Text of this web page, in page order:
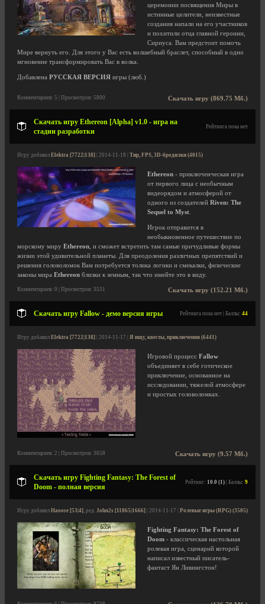
церемонии посвящения Миры в
истинные целители, неизвестные
создания напали на его участников
и похитили отца главной героини,
Сириуса. Вам предстоит помочь
Мире вернуть его. Для этого у Вас есть волшебный браслет, способный в одно
мгновение трансформировать Вас в волка.
Добавлена РУССКАЯ ВЕРСИЯ игры (люб.)
Скачать игру (869.75 Мб.)
Комментариев: 5 | Просмотров: 5800
Скачать игру Ethereon [Alpha] v1.0 - игра на
стадии разработки
Рейтинга пока нет
Игру добавил Elektra [7722|138] | 2014-11-18 | Тир, FPS, 3D-бродилки (4015)
Ethereon - приключенческая игра
от первого лица с необычным
видеорядом и атмосферой от
одного из создателей Riven: The
Sequel to Myst
Игрок отправится в
необыкновенное путешествие по
морскому миру Ethereon , и сможет встретить там самые причудливые формы
жизни этой удивительной планеты. Для преодоления различных препятствий и
решения головоломок Вам потребуется толика логики и смекалки, физические
законы мира Ethereon близки к земным, так что имейте это в виду.
Скачать игру (152.21 Мб.)
Комментариев: 0 | Просмотров: 3531
Скачать игру Fallow - демо версия игры Рейтинга пока нет | Баллы: 44
Игру добавил Elektra [7722|138] | 2014-11-17 | Я ищу, квесты, приключения (6441)
Игровой процесс Fallow
объединяет в себе готическое
приключение, основанное на
исследовании, тяжелой атмосфере
и простых головоломках.
Скачать игру (9.57 Мб.)
Комментариев: 2 | Просмотров: 3658
Скачать игру Fighting Fantasy: The Forest of
Doom - полная версия
Рейтинг: 10.0 (1) | Баллы: 9
Игру добавил Haoose [53|4], ред. John2s [11865|1666] | 2014-11-17 | Ролевые игры (RPG) (3505)
Fighting Fantasy: The Forest of
Doom - классическая настольная
ролевая игра, сценарий которой
написал известный писатель-
фантаст Ян Ливингстон!